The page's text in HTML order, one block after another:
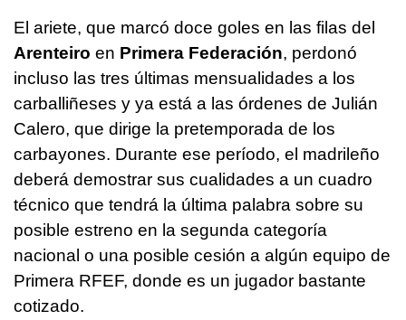
El ariete, que marcó doce goles en las filas del
Arenteiro en Primera Federación, perdonó
incluso las tres últimas mensualidades a los
carballiñeses y ya está a las órdenes de Julián
Calero, que dirige la pretemporada de los
carbayones. Durante ese período, el madrileño
deberá demostrar sus cualidades a un cuadro
técnico que tendrá la última palabra sobre su
posible estreno en la segunda categoría
nacional o una posible cesión a algún equipo de
Primera RFEF, donde es un jugador bastante
cotizado.